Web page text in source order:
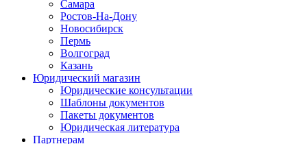
Самара
Ростов-На-Дону
Новосибирск
Пермь
Волгоград
Казань
Юридический магазин
Юридические консультации
Шаблоны документов
Пакеты документов
Юридическая литература
Партнерам